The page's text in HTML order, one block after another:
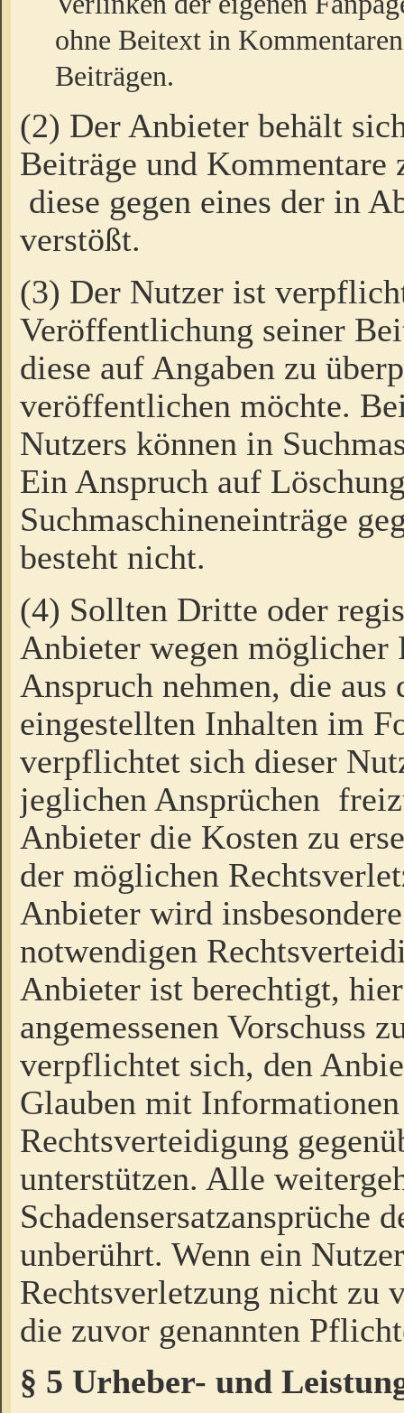
ohne Beitext in
Beiträgen.
(2) Der Anbieter behält
Beiträge und Kommentare
diese gegen eines der in
verstößt.
(3) Der Nutzer ist
Veröffentlichung seiner
diese auf Angaben zu
veröffentlichen möchte.
Nutzers können in
Ein Anspruch auf
Suchmaschineneinträge
besteht nicht.
(4) Sollten Dritte oder
Anbieter wegen möglicher
Anspruch nehmen, die
eingestellten Inhalten im
verpflichtet sich dieser
jeglichen Ansprüchen
Anbieter die Kosten zu
der möglichen
Anbieter wird
notwendigen
Anbieter ist berechtigt,
angemessenen Vorschuss
verpflichtet sich, den
Glauben mit
Rechtsverteidigung
unterstützen. Alle
Schadensersatzansprüche
unberührt. Wenn ein
Rechtsverletzung nicht zu
die zuvor genannten
§ 5 Urheber- und